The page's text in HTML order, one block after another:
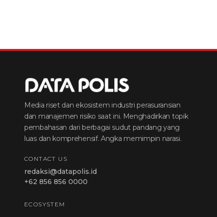
Media riset dan ekosistem industri perasuransian
dan manajemen risiko saat ini. Menghadirkan topik
pembahasan dari berbagai sudut pandang yang
luas dan komprehensif. Angka memimpin narasi.
CONTACT US
redaksi@datapolis.id
+62 856 856 0000
ECOSYSTEM